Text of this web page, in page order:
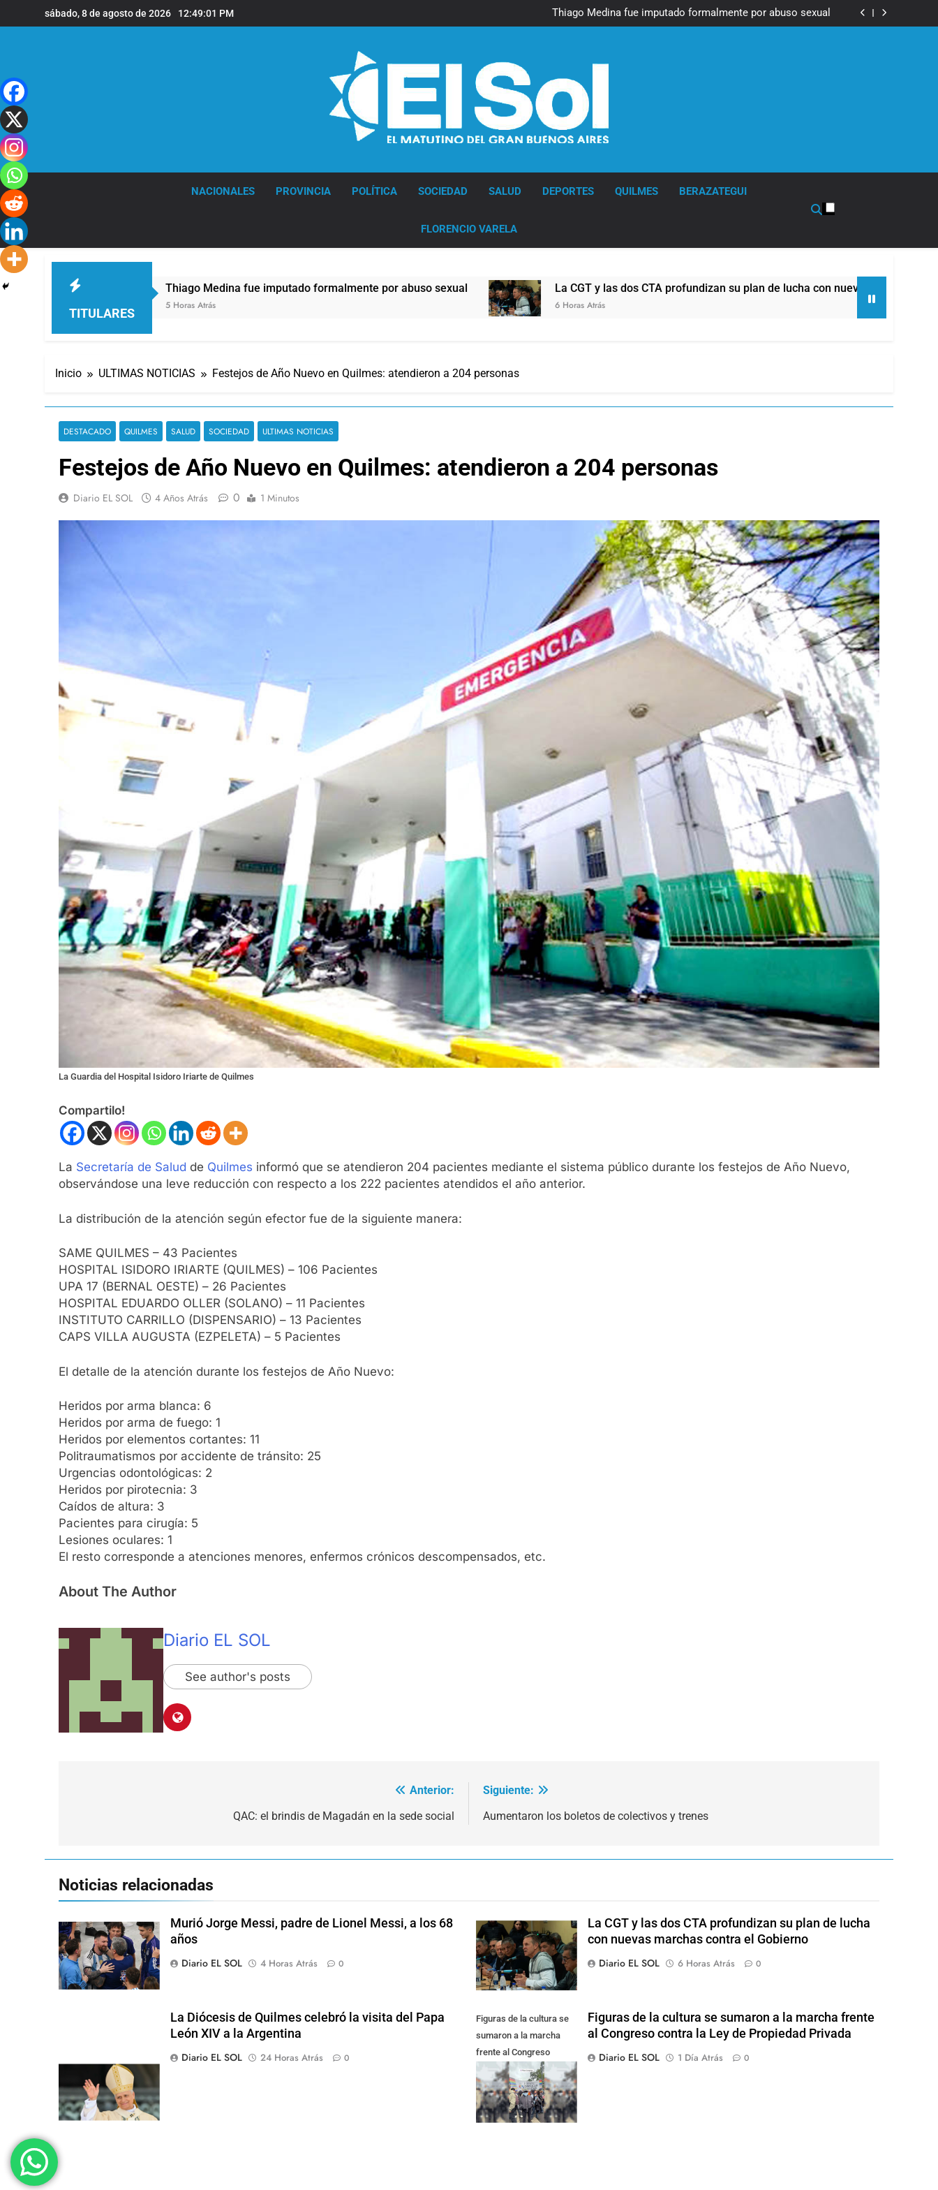
al
sábado, 8 de agosto de 2026 12:49:02 PM
Thiago Medina fue imputado formalmente por abuso sexual
La CGT y las dos CTA profundizan su plan de lucha con nuevas marchas
La CGT y las dos CTA profundizan su plan de lucha con nuevas marchas
NACIONALES PROVINCIA POLÍTICA SOCIEDAD SALUD DEPORTES QUILMES BERAZATEGUI
FLORENCIO VARELA
TITULARES
Thiago Medina fue imputado formalmente por abuso sexual La CGT y las dos CTA profundizan su plan de lucha con nuevas marchas contra el Gobierno
6 Horas Atrás
Inicio ULTIMAS NOTICIAS Festejos de Año Nuevo en Quilmes: atendieron a 204 personas
DESTACADO QUILMES SALUD SOCIEDAD ULTIMAS NOTICIAS
Festejos de Año Nuevo en Quilmes: atendieron a 204 personas
Diario EL SOL 4 Años Atrás 0 1 Minutos
La Guardia del Hospital Isidoro Iriarte de Quilmes
Compartilo!
La Secretaría de Salud de Quilmes informó que se atendieron 204 pacientes mediante el sistema público durante los festejos de Año Nuevo,
observándose una leve reducción con respecto a los 222 pacientes atendidos el año anterior.
La distribución de la atención según efector fue de la siguiente manera:
SAME QUILMES – 43 Pacientes
HOSPITAL ISIDORO IRIARTE (QUILMES) – 106 Pacientes
UPA 17 (BERNAL OESTE) – 26 Pacientes
HOSPITAL EDUARDO OLLER (SOLANO) – 11 Pacientes
INSTITUTO CARRILLO (DISPENSARIO) – 13 Pacientes
CAPS VILLA AUGUSTA (EZPELETA) – 5 Pacientes
El detalle de la atención durante los festejos de Año Nuevo:
Heridos por arma blanca: 6
Heridos por arma de fuego: 1
Heridos por elementos cortantes: 11
Politraumatismos por accidente de tránsito: 25
Urgencias odontológicas: 2
Heridos por pirotecnia: 3
Caídos de altura: 3
Pacientes para cirugía: 5
Lesiones oculares: 1
El resto corresponde a atenciones menores, enfermos crónicos descompensados, etc.
About The Author
Diario EL SOL
See author's posts
Anterior:
QAC: el brindis de Magadán en la sede social
Siguiente:
Aumentaron los boletos de colectivos y trenes
Noticias relacionadas
Murió Jorge Messi, padre de Lionel Messi, a los 68
años
Diario EL SOL
4 Horas Atrás 0
La CGT y las dos CTA profundizan su plan de lucha
con nuevas marchas contra el Gobierno
Diario EL SOL
6 Horas Atrás 0
La Diócesis de Quilmes celebró la visita del Papa
León XIV a la Argentina
Diario EL SOL
24 Horas Atrás 0
Figuras de la cultura se
sumaron a la marcha
frente al Congreso
contra la Ley de
Propiedad Privada
Figuras de la cultura se sumaron a la marcha frente
al Congreso contra la Ley de Propiedad Privada
Diario EL SOL
1 Día Atrás 0